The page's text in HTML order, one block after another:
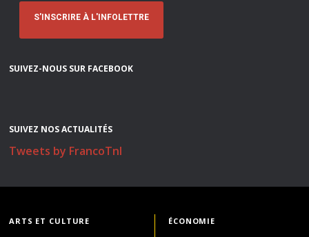
S'INSCRIRE À L'INFOLETTRE
SUIVEZ-NOUS SUR FACEBOOK
SUIVEZ NOS ACTUALITÉS
Tweets by FrancoTnl
ARTS ET CULTURE ÉCONOMIE